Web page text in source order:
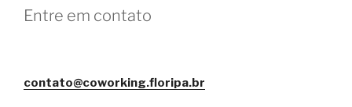
Entre em contato
contato@coworking.floripa.br